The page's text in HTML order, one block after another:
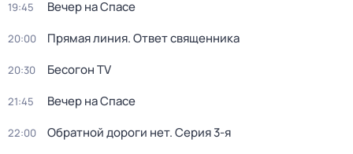
19:45 Вечер на Спасе
20:00 Прямая линия. Ответ священника
20:30 Бесогон TV
21:45 Вечер на Спасе
22:00 Обратной дороги нет. Серия 3-я